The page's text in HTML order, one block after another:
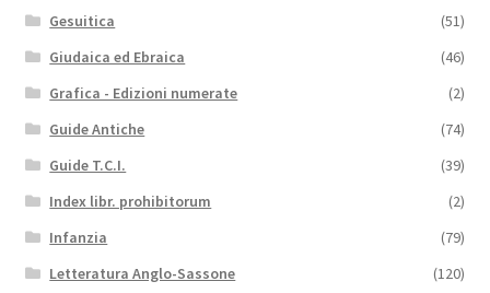
Gesuitica
(51)
Giudaica ed Ebraica
(46)
Grafica - Edizioni numerate
(2)
Guide Antiche
(74)
Guide T.C.I.
(39)
Index libr. prohibitorum
(2)
Infanzia
(79)
Letteratura Anglo-Sassone
(120)